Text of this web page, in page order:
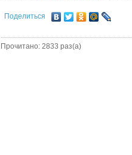
Поделиться
Прочитано: 2833 раз(а)